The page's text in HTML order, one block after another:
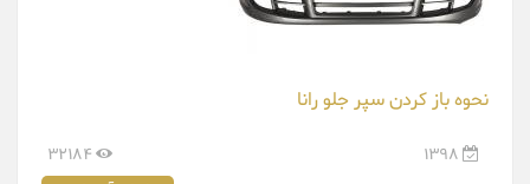
نحوه باز کردن سپر جلو رانا
1398
32184